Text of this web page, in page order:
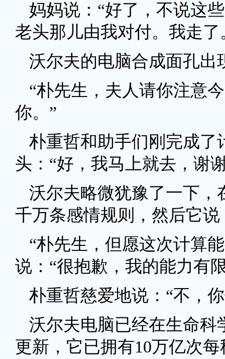
妈妈说：“好了，不说这
老头那儿由我对付。我走了
沃尔夫的电脑合成面孔出
“朴先生，夫人请你注意
你。”
朴重哲和助手们刚完成了
头：“好，我马上就去，谢
沃尔夫略微犹豫了一下，
千万条感情规则，然后它说
“朴先生，但愿这次计算
说：“很抱歉，我的能力有
朴重哲慈爱地说：“不，
沃尔夫电脑已经在生命科
更新，它已拥有10万亿次